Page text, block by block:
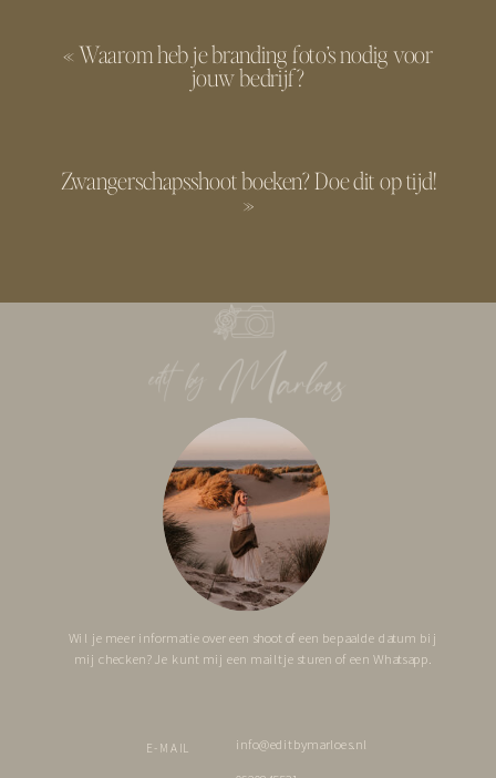
Zwangerschapsshoot boeken? Doe dit op tijd!
»
«Waarom heb je branding foto’s nodig voor
jouw bedrijf?
info@editbymarloes.nl
E-MAIL
Wil je meer informatie over een shoot of een bepaalde datum bij
mij checken? Je kunt mij een mailtje sturen of een Whatsapp.